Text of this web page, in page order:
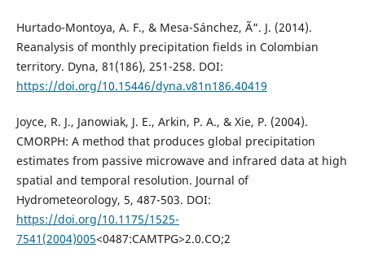
Hurtado-Montoya, A. F., & Mesa-Sánchez, Ã“. J. (2014).
Reanalysis of monthly precipitation fields in Colombian
territory. Dyna, 81(186), 251-258. DOI:
https://doi.org/10.15446/dyna.v81n186.40419
Joyce, R. J., Janowiak, J. E., Arkin, P. A., & Xie, P. (2004).
CMORPH: A method that produces global precipitation
estimates from passive microwave and infrared data at high
spatial and temporal resolution. Journal of
Hydrometeorology, 5, 487-503. DOI:
https://doi.org/10.1175/1525-
7541(2004)005<0487:CAMTPG>2.0.CO;2